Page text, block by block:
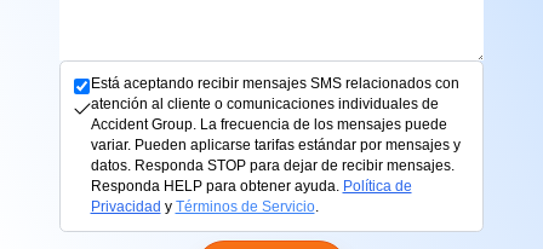
Está aceptando recibir mensajes SMS relacionados con
atención al cliente o comunicaciones individuales de
Accident Group. La frecuencia de los mensajes puede
variar. Pueden aplicarse tarifas estándar por mensajes y
datos. Responda STOP para dejar de recibir mensajes.
Responda HELP para obtener ayuda. Política de
Privacidad y Términos de Servicio.